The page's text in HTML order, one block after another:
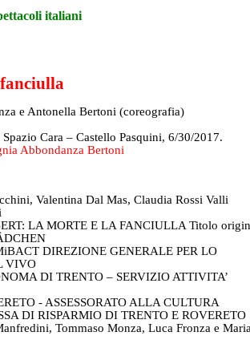
italiani
e Antonella Bertoni (coreografia)
Cara – Castello Pasquini, 6/30/2017.
Abbondanza Bertoni
Valentina Dal Mas, Claudia Rossi Valli
LA MORTE E LA FANCIULLA Titolo
DIREZIONE GENERALE PER LO
VIVO
DI TRENTO – SERVIZIO ATTIVITA’
- ASSESSORATO ALLA CULTURA
DI RISPARMIO DI TRENTO E ROVERETO
Tommaso Monza, Luca Fronza e